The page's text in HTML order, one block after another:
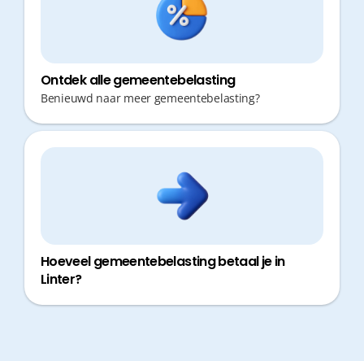
Ontdek alle gemeentebelasting
Benieuwd naar meer gemeentebelasting?
Hoeveel gemeentebelasting betaal je in
Linter?